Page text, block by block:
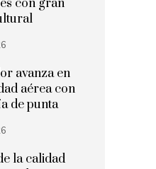
con gran
avanza en
aérea con
de punta
la calidad